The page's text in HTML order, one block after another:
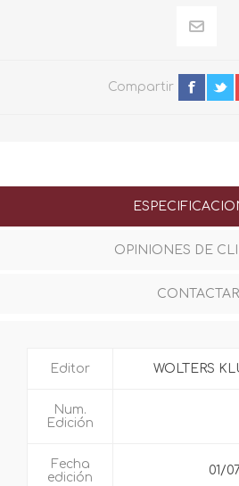
Compartir
OPINIONES DE
CONTACTAR
Editor WOLTERS
Num.
Edición
Fecha
edición
01/